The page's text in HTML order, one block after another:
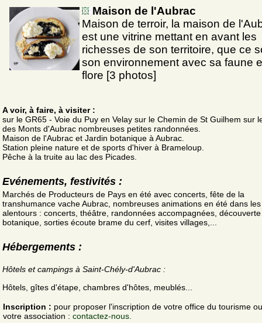
Maison de l'Aubrac
Maison de terroir, la maison de
est une vitrine mettant en avant les
richesses de son territoire, que ce
son environnement avec sa faune
flore [3 photos]
A voir, à faire, à visiter :
sur le GR65 - Voie du Puy en Velay sur le Chemin de St Guilhem sur
des Monts d'Aubrac nombreuses petites randonnées.
Maison de l'Aubrac et Jardin botanique à Aubrac.
Station pleine nature et de sports d'hiver à Brameloup.
Pêche à la truite au lac des Picades.
Evénements, festivités :
Marchés de Producteurs de Pays en été avec concerts, fête de la
transhumance vache Aubrac, nombreuses animations en été dans
alentours : concerts, théâtre, randonnées accompagnées, découverte
botanique, sorties écoute brame du cerf, visites villages,...
Hébergements :
Hôtels et campings à Saint-Chély-d'Aubrac :
Hôtels, gîtes d'étape, chambres d'hôtes, meublés...
Inscription : pour proposer l'inscription de votre office du tourisme
votre association : contactez-nous.